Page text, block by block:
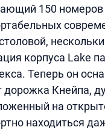
150 номеров
корпуса Lake
Теперь он
дорожка Кнейпа,
на
находиться